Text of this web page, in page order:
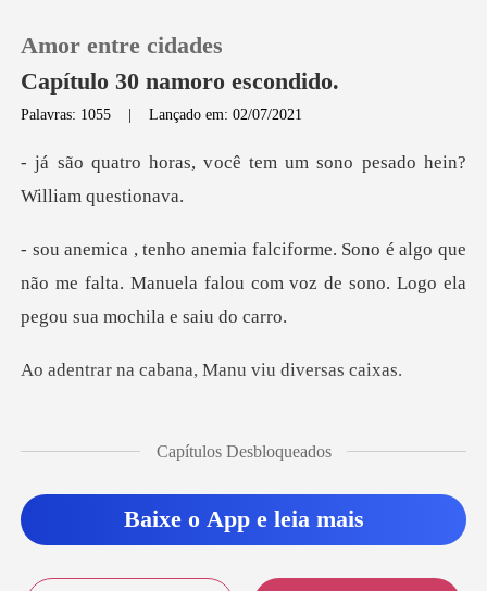
0
Histórico
Amor entre cidades
Capítulo 30 namoro escondido.
Palavras: 1055 |Lançado em: 02/07/2021
ocê tem um sono pesado h
algo que
não me falta. Manuela falou com voz de
abana, Manu viu
Capítulos Desbloqueados
Baixe o App e leia mais